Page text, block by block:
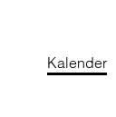
Kalender